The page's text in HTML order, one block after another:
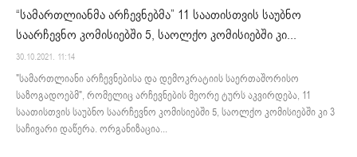
“სამართლიანმა არჩევნებმა” 11 საათისთვის საუბნო
საარჩევნო კომისიებში 5, საოლქო კომისიებში კი...
30.10.2021. 11:14
"სამართლიანი არჩევნებისა და დემოკრატიის საერთაშორისო
საზოგადოებმ", რომელიც არჩევნების მეორე ტურს აკვირდება, 11
საათისთვის საუბნო საარჩევნო კომისიებში 5, საოლქო კომისიებში კი 3
საჩივარი დაწერა. ორგანიზაცია...